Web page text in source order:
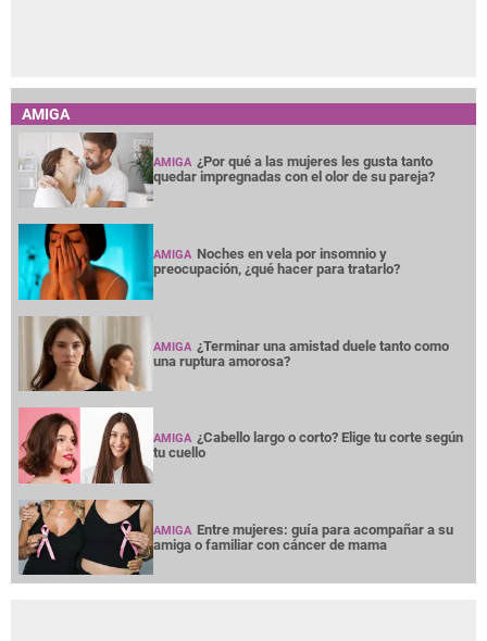
AMIGA
AMIGA ¿Por qué a las mujeres les gusta tanto
quedar impregnadas con el olor de su pareja?
AMIGA Noches en vela por insomnio y
preocupación, ¿qué hacer para tratarlo?
AMIGA ¿Terminar una amistad duele tanto como
una ruptura amorosa?
AMIGA ¿Cabello largo o corto? Elige tu corte según
tu cuello
AMIGA Entre mujeres: guía para acompañar a su
amiga o familiar con cáncer de mama